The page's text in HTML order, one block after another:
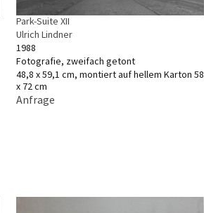
Park-Suite XII
Ulrich Lindner
1988
Fotografie, zweifach getont
48,8 x 59,1 cm, montiert auf hellem Karton 58
x 72 cm
Anfrage